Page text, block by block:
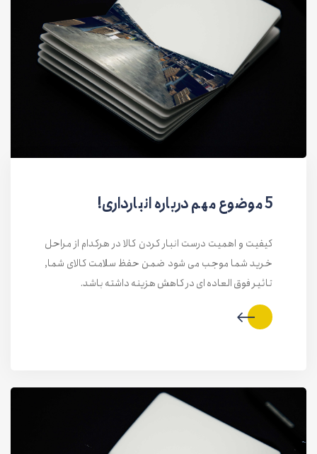
5 موضوع مهم درباره انبارداری!
کیفیت و اهمیت درست انبار کردن کالا در هرکدام از مراحل
خرید شما موجب می شود ضمن حفظ سلامت کالای شما,
تاثیر فوق العاده ای در کاهش هزینه داشته باشد.